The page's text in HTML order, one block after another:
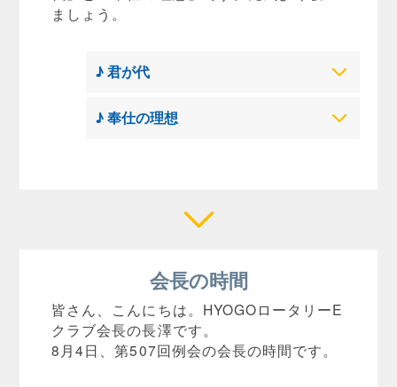
ましょう。
♪ 君が代
♪ 奉仕の理想
会長の時間
皆さん、こんにちは。HYOGOロータリーE
クラブ会長の長澤です。
8月4日、第507回例会の会長の時間です。